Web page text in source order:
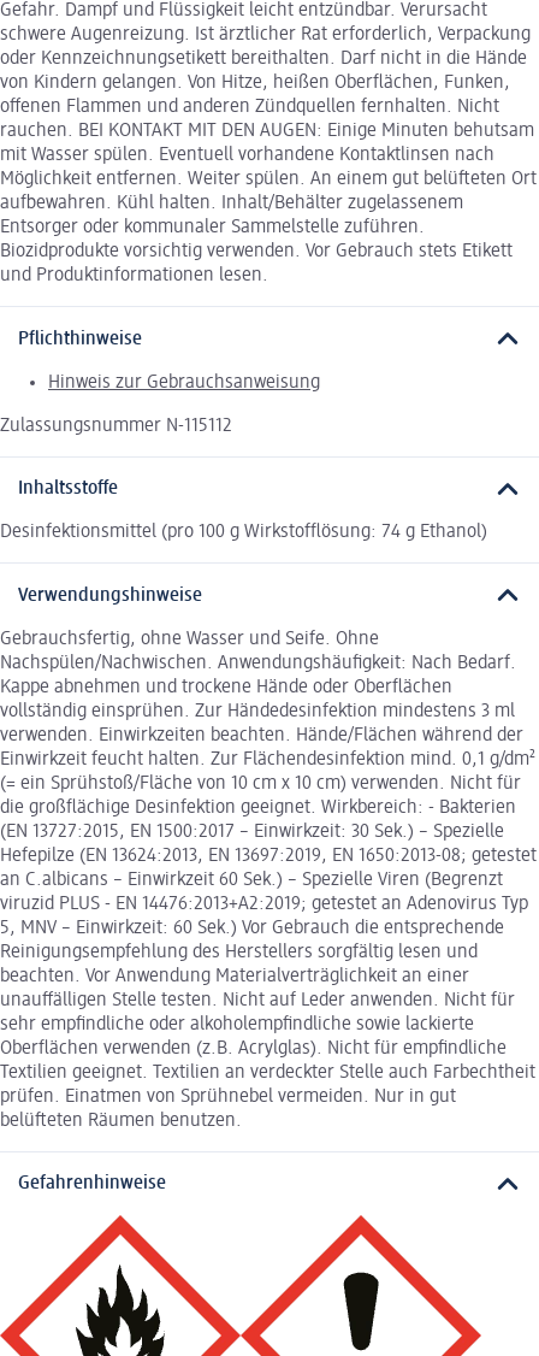
Gefahr. Dampf und Flüssigkeit leicht entzündbar. Verursacht
schwere Augenreizung. Ist ärztlicher Rat erforderlich, Verpackung
oder Kennzeichnungsetikett bereithalten. Darf nicht in die Hände
von Kindern gelangen. Von Hitze, heißen Oberflächen, Funken,
offenen Flammen und anderen Zündquellen fernhalten. Nicht
rauchen. BEI KONTAKT MIT DEN AUGEN: Einige Minuten behutsam
mit Wasser spülen. Eventuell vorhandene Kontaktlinsen nach
Möglichkeit entfernen. Weiter spülen. An einem gut belüfteten Ort
aufbewahren. Kühl halten. Inhalt/Behälter zugelassenem
Entsorger oder kommunaler Sammelstelle zuführen.
Biozidprodukte vorsichtig verwenden. Vor Gebrauch stets Etikett
und Produktinformationen lesen.
Pflichthinweise
Hinweis zur Gebrauchsanweisung
Zulassungsnummer N-115112
Inhaltsstoffe
Desinfektionsmittel (pro 100 g Wirkstofﬂösung: 74 g Ethanol)
Verwendungshinweise
Gebrauchsfertig, ohne Wasser und Seife. Ohne
Nachspülen/Nachwischen. Anwendungshäufigkeit: Nach Bedarf.
Kappe abnehmen und trockene Hände oder Oberflächen
vollständig einsprühen. Zur Händedesinfektion mindestens 3 ml
verwenden. Einwirkzeiten beachten. Hände/Flächen während der
Einwirkzeit feucht halten. Zur Flächendesinfektion mind. 0,1 g/dm²
(= ein Sprühstoß/Fläche von 10 cm x 10 cm) verwenden. Nicht für
die großflächige Desinfektion geeignet. Wirkbereich: - Bakterien
(EN 13727:2015, EN 1500:2017 – Einwirkzeit: 30 Sek.) – Spezielle
Hefepilze (EN 13624:2013, EN 13697:2019, EN 1650:2013-08; getestet
an C.albicans – Einwirkzeit 60 Sek.) – Spezielle Viren (Begrenzt
viruzid PLUS - EN 14476:2013+A2:2019; getestet an Adenovirus Typ
5, MNV – Einwirkzeit: 60 Sek.) Vor Gebrauch die entsprechende
Reinigungsempfehlung des Herstellers sorgfältig lesen und
beachten. Vor Anwendung Materialverträglichkeit an einer
unauffälligen Stelle testen. Nicht auf Leder anwenden. Nicht für
sehr empfindliche oder alkoholempfindliche sowie lackierte
Oberflächen verwenden (z.B. Acrylglas). Nicht für empfindliche
Textilien geeignet. Textilien an verdeckter Stelle auch Farbechtheit
prüfen. Einatmen von Sprühnebel vermeiden. Nur in gut
belüfteten Räumen benutzen.
Gefahrenhinweise